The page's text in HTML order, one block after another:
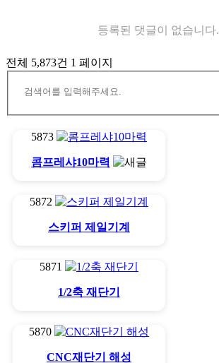
등록된 댓글이 없습니다.
전체 5,873건 1 페이지
5873
콤프레샤10마력
5872
스키퍼 제일기계
5871
1/2축 재단기
5870
CNC재단기 해성